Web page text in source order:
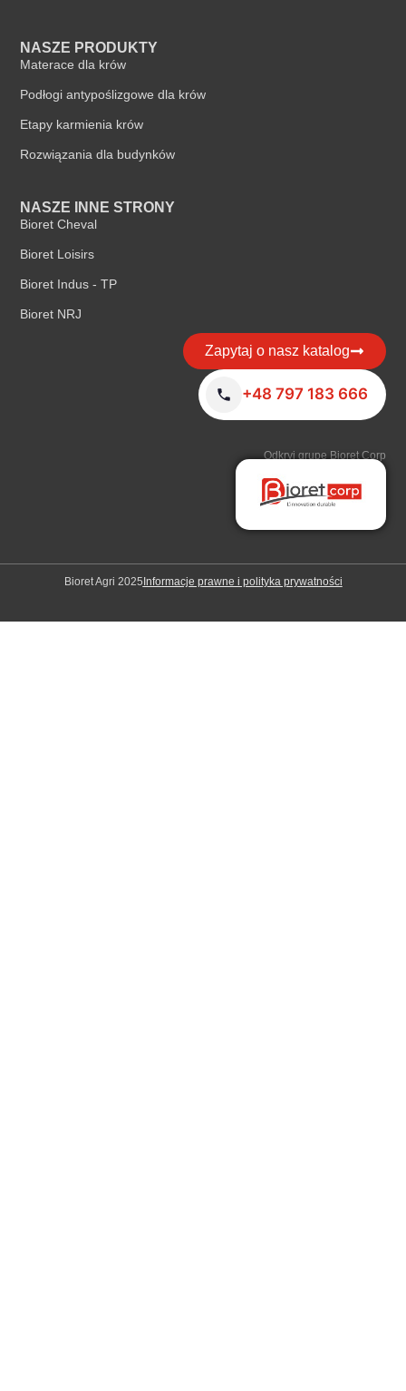
NASZE PRODUKTY
Materace dla krów
Podłogi antypoślizgowe dla krów
Etapy karmienia krów
Rozwiązania dla budynków
NASZE INNE STRONY
Bioret Cheval
Bioret Loisirs
Bioret Indus - TP
Bioret NRJ
Zapytaj o nasz katalog
+48 797 183 666
Odkryj grupę Bioret Corp
Bioret Agri 2025 Informacje prawne i polityka prywatności